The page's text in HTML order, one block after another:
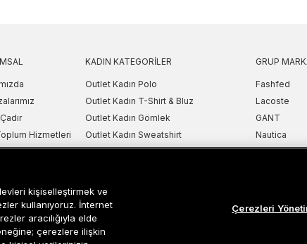
Hizmetleri
KADIN KATEGORILER
Outlet Kadın Polo
Outlet Kadın T-Shirt & Bluz
Outlet Kadın Gömlek
Outlet Kadın Sweatshirt
Outlet Kadın Elbise
Outlet Kadın Spor Ayakkabı & Sneaker
Outlet Kadın Çanta & Cüzdan
GRUP
Fashfed
Lacoste
GANT
Nautica
SuperStep
kişiselleştirmek ve
kullanıyoruz. İnternet
aracılığıyla elde
çerezlere ilişkin
Çerezleri